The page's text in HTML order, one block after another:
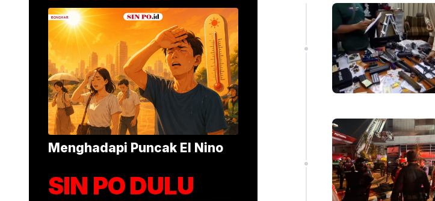
Alumina Rp2,2 Triliun
17 jam yang lalu• Foto: Suasana peninjauan ekspor Alumina (Sinpo.id/tim media)
Menghadapi Puncak El Nino
SIN PO DULU